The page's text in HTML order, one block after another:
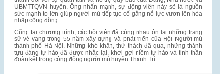
UBMTTQVN huyện. Ông nhấn mạnh, sự động viên này sẽ là nguồn
sức mạnh to lớn giúp người mù tiếp tục cố gắng nỗ lực vươn lên hòa
nhập cộng đồng.
Cũng tại chương trình, các hội viên đã cùng nhau ôn lại những trang
sử vẻ vang trong 55 năm xây dựng và phát triển của Hội Người mù
thành phố Hà Nội. Những khó khăn, thử thách đã qua, những thành
tựu đáng tự hào đã được nhắc lại, khơi gợi niềm tự hào và tinh thần
đoàn kết trong cộng đồng người mù huyện Thanh Trì.